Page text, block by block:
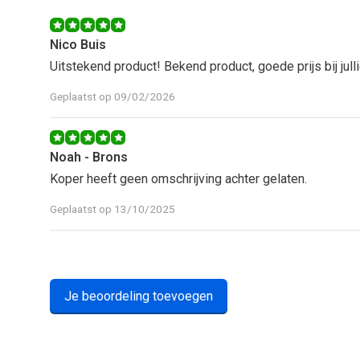
Nico Buis
Uitstekend product! Bekend product, goede prijs bij
Geplaatst op 09/02/2026
Noah - Brons
Koper heeft geen omschrijving achter gelaten.
Geplaatst op 13/10/2025
Je beoordeling toevoegen